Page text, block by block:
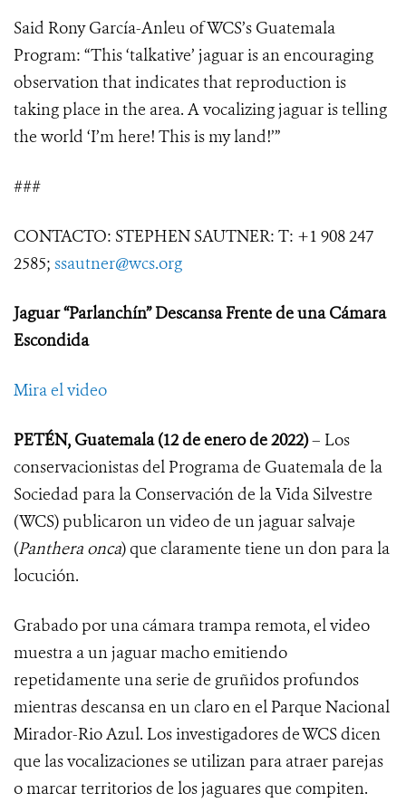
Said Rony García-Anleu of WCS’s Guatemala
Program: “This ‘talkative’ jaguar is an encouraging
observation that indicates that reproduction is
taking place in the area. A vocalizing jaguar is telling
the world ‘I’m here! This is my land!’”
###
CONTACTO: STEPHEN SAUTNER: T: +1 908 247
2585; ssautner@wcs.org
Jaguar “Parlanchín” Descansa Frente de una Cámara
Escondida
Mira el video
PETÉN, Guatemala (12 de enero de 2022)– Los
conservacionistas del Programa de Guatemala de la
Sociedad para la Conservación de la Vida Silvestre
(WCS) publicaron un video de un jaguar salvaje
(Panthera onca) que claramente tiene un don para la
locución.
Grabado por una cámara trampa remota, el video
muestra a un jaguar macho emitiendo
repetidamente una serie de gruñidos profundos
mientras descansa en un claro en el Parque Nacional
Mirador-Rio Azul. Los investigadores de WCS dicen
que las vocalizaciones se utilizan para atraer parejas
o marcar territorios de los jaguares que compiten.